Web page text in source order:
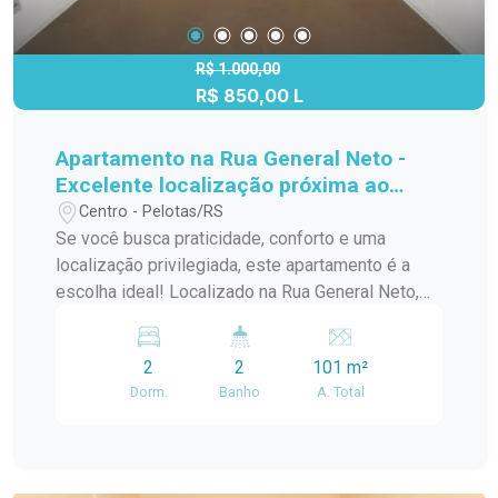
arejados em um condomínio com boa
visita para conhecer esse excelente imóvel.
R$ 1.000,00
R$ 850,00 L
Apartamento na Rua General Neto -
Excelente localização próxima ao
Madre Mia e Escola Espaço Crescer
Centro - Pelotas/RS
Se você busca praticidade, conforto e uma
localização privilegiada, este apartamento é a
escolha ideal! Localizado na Rua General Neto,
Escola Infantil Espaço Crescer, o imóvel oferece
conveniência e fácil acesso a tudo que você
precisa no dia a dia. Características do imóvel: 2
2
Dorm.
2
Banho
101 m²
A. Total